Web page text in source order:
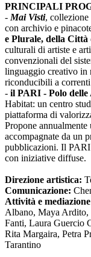
PRINCIPALI
- Mai Visti, collezione
con archivio e
e Plurale, della
culturali di artiste e
convenzionali del
linguaggio creativo in
riconducibili a
- il PARI - Polo
Habitat: un centro
piattaforma di
Propone
accompagnate da un
pubblicazioni. Il PARI
con iniziative diffuse.
Direzione artistica:
Comunicazione:
Attività e
Albano, Maya Ardito,
Fanti, Laura Guercio
Rita Margaira, Petra
Tarantino